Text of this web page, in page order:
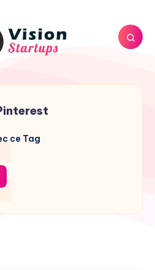
ce Tag